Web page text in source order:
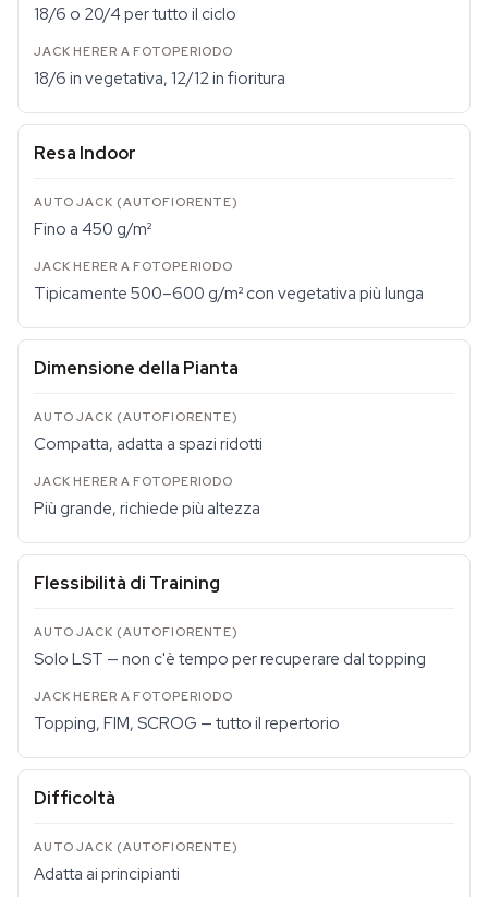
18/6 o 20/4 per tutto il ciclo
18/6 in vegetativa, 12/12 in fioritura
Resa Indoor
Fino a 450 g/m²
Tipicamente 500–600 g/m² con vegetativa più lunga
Dimensione della Pianta
Compatta, adatta a spazi ridotti
Più grande, richiede più altezza
Flessibilità di Training
Solo LST — non c'è tempo per recuperare dal topping
Topping, FIM, SCROG — tutto il repertorio
Difficoltà
Adatta ai principianti